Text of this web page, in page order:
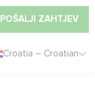
POŠALJI ZAHTJEV
Croatia – Croatian